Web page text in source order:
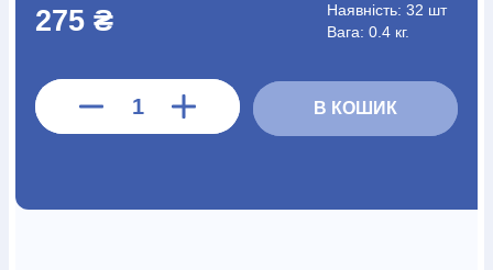
275 ₴ Наявність: 32 шт
Вага: 0.4 кг.
В КОШИК